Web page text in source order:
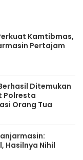
Kamtibmas,
Pertajam
Ditemukan
Polresta
Orang Tua
Hasilnya Nihil